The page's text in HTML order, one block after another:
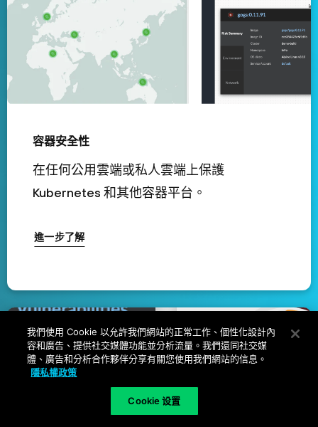
容器安全性
在任何公用雲端或私人雲端上保護
Kubernetes 和其他容器平台。
進一步了解
我們使用 Cookie 以允許我們網站的正常工作、個性化設計內
容和廣告、提供社交媒體功能並分析流量。我們還同社交媒
體、廣告和分析合作夥伴分享有關您使用我們網站的信息。
隱私權政策
Cookie 设置